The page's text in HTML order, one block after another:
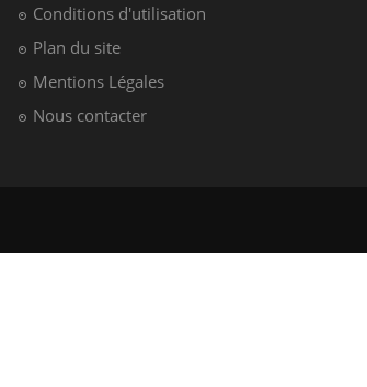
Conditions d'utilisation
Plan du site
Mentions Légales
Nous contacter